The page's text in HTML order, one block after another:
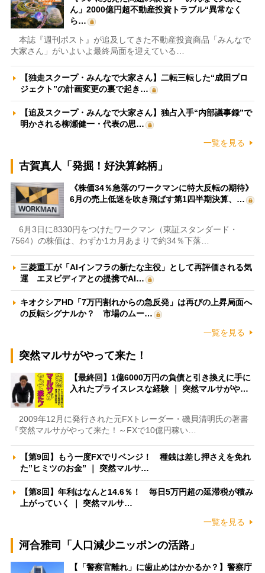
ん」2000億円超不動産投資トラブル“異常なく
ら…
本誌『週刊ポスト』が追及してきた不動産投資商品「みんなで
大家さん」がいよいよ最終局面を迎えている…
【独走スクープ・みんなで大家さん】二転三転した“成田プロ
ジェクト”の計画変更の裏で起き…
【追及スクープ・みんなで大家さん】独占入手“内部議事録”で
明かされる柳瀬健一・代表の思…
一覧を見る
古賀真人「発掘！好決算銘柄」
《株価34％急落のワークマンに特大反転の期待》
6月の売上低迷を吹き飛ばす第1四半期決算、…
6月3日に8330円をつけたワークマン（東証スタンダード・
7564）の株価は、わずか1カ月あまりで約34％下落…
三菱重工が「AIインフラの新たな主役」として再評価される気
運 エヌビディアとの提携でAI…
キオクシアHD「7万円割れからの急反発」は再びの上昇局面へ
の反転シグナルか？ 市場のムー…
一覧を見る
突然マルサがやって来た！
【最終回】1億6000万円の負債と引き換えに手に
入れたプライスレスな経験 ｜ 突然マルサがや…
2009年12月に発行された元FXトレーダー・磯貝清明氏の著書
『突然マルサがやって来た！～FXで10億円稼い…
【第9回】もう一度FXでリベンジ！ 種銭は差し押さえを免れ
た”ヒミツのお金” ｜ 突然マルサ…
【第8回】年利はなんと14.6％！ 毎日5万円超の延滞税が積み
上がっていく ｜ 突然マルサ…
一覧を見る
河合雅司「人口減少ニッポンの活路」
【「警察官離れ」に歯止めはかかるか？】警察庁